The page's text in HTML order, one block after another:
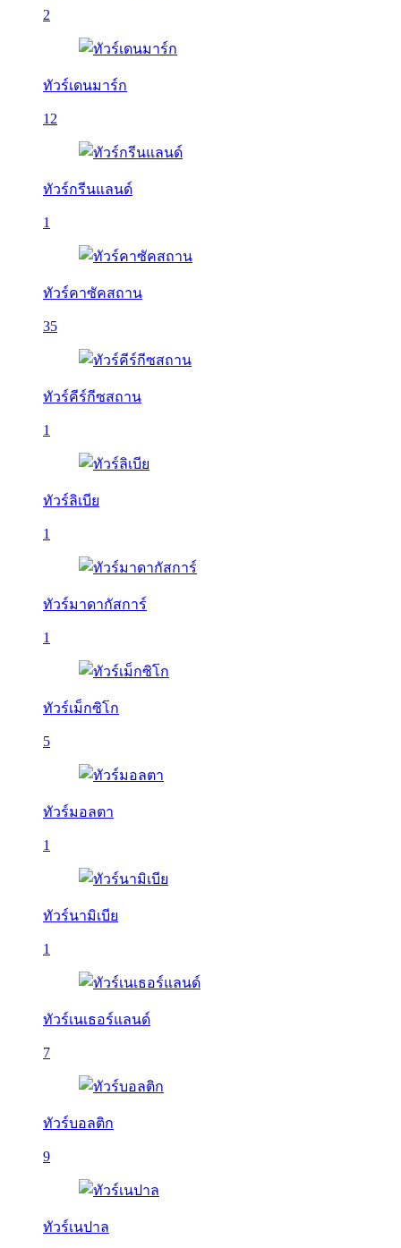
2
ทัวร์เดนมาร์ก
12
ทัวร์กรีนแลนด์
1
ทัวร์คาซัคสถาน
35
ทัวร์คีร์กีซสถาน
1
ทัวร์ลิเบีย
1
ทัวร์มาดากัสการ์
1
ทัวร์เม็กซิโก
5
ทัวร์มอลตา
1
ทัวร์นามิเบีย
1
ทัวร์เนเธอร์แลนด์
7
ทัวร์บอลติก
9
ทัวร์เนปาล